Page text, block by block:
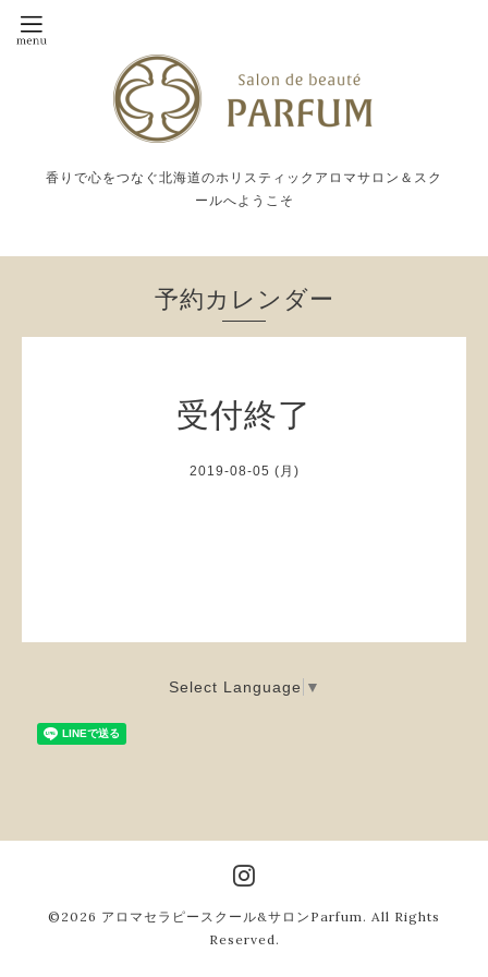
香りで心をつなぐ北海道のホリスティックアロマサロン＆スク
ールへようこそ
予約カレンダー
受付終了
2019-08-05 (月)
Select Language ▼
©2026 アロマセラピースクール&サロンParfum . All Rights
Reserved.